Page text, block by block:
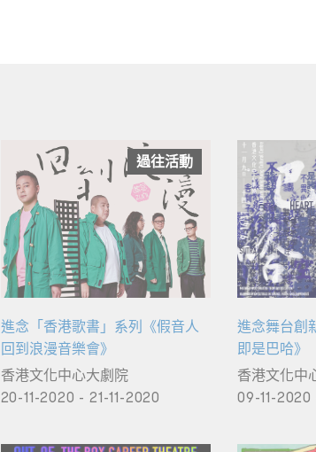
過往活動
進念「香港歌書」系列《假音人
回到浪漫音樂會》
香港文化中心大劇院
20-11-2020 - 21-11-2020
進念舞台創
即是巴哈》
香港文化中
09-11-2020